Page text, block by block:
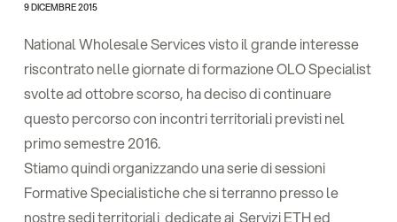
9 DICEMBRE 2015
National Wholesale Services visto il grande interesse
riscontrato nelle giornate di formazione OLO Specialist
svolte ad ottobre scorso, ha deciso di continuare
questo percorso con incontri territoriali previsti nel
primo semestre 2016.
Stiamo quindi organizzando una serie di sessioni
Formative Specialistiche che si terranno presso le
nostre sedi territoriali dedicate ai Servizi ETH ed